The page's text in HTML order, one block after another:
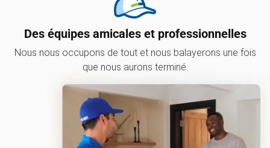
Des équipes amicales et professionnelles
Nous nous occupons de tout et nous balayerons une fois
que nous aurons terminé.